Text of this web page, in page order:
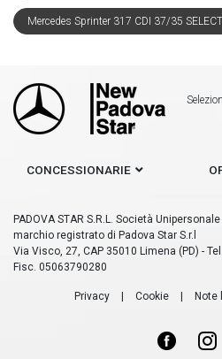
Mercedes Sprinter 317 CDI 37/35 SELECT
CONCESSIONARIE
PADOVA STAR S.R.L. Società Unipersonale
marchio registrato di Padova Star S.r.l
Via Visco, 27, CAP 35010 Limena (PD) -
Fisc. 05063790280
Privacy | Cookie | Note